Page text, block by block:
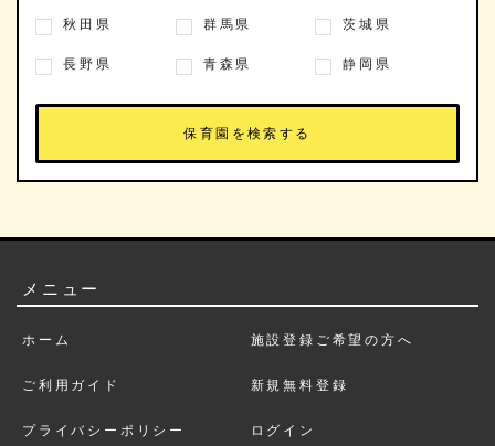
秋田県 群馬県 茨城県
長野県 青森県 静岡県
メニュー
ホーム
ご利用ガイド
プライバシーポリシー
施設登録ご希望の方へ
新規無料登録
ログイン